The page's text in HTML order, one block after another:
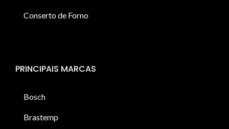
Conserto de Forno
PRINCIPAIS MARCAS
Bosch
Brastemp